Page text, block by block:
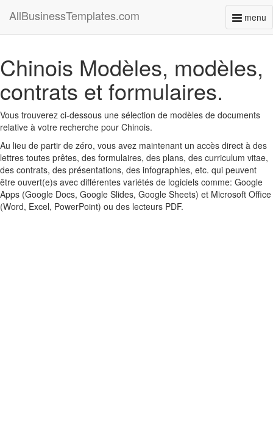
menu
AllBusinessTemplates.com
Chinois Modèles, modèles,
contrats et formulaires.
Vous trouverez ci-dessous une sélection de modèles de documents
relative à votre recherche pour Chinois.
Au lieu de partir de zéro, vous avez maintenant un accès direct à des
lettres toutes prêtes, des formulaires, des plans, des curriculum vitae,
des contrats, des présentations, des infographies, etc. qui peuvent
être ouvert(e)s avec différentes variétés de logiciels comme: Google
Apps (Google Docs, Google Slides, Google Sheets) et Microsoft Office
(Word, Excel, PowerPoint) ou des lecteurs PDF.